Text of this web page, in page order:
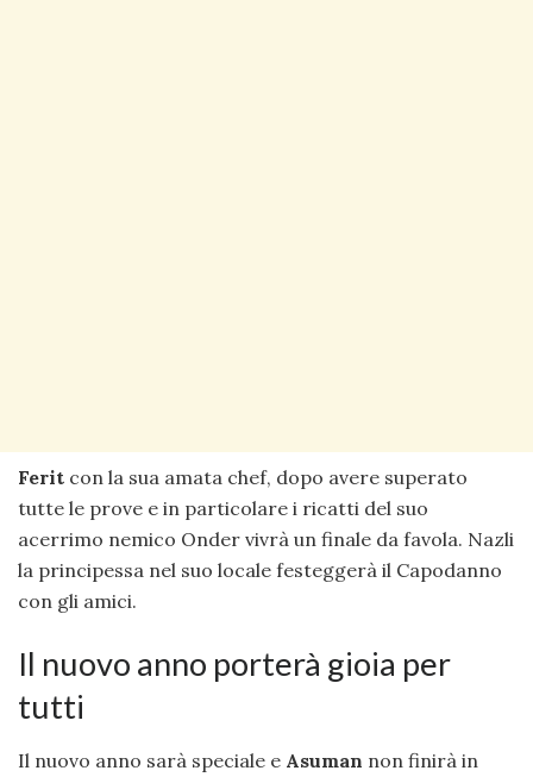
Ferit con la sua amata chef, dopo avere superato
tutte le prove e in particolare i ricatti del suo
acerrimo nemico Onder vivrà un finale da favola. Nazli
la principessa nel suo locale festeggerà il Capodanno
con gli amici.
Il nuovo anno porterà gioia per
tutti
Il nuovo anno sarà speciale e Asuman non finirà in